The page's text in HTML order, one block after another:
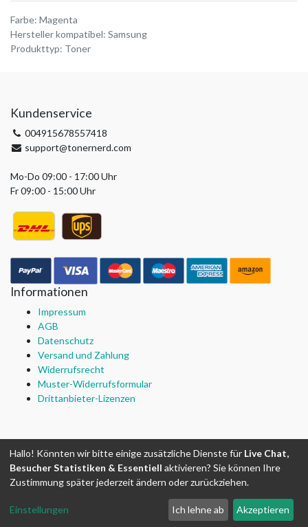
Farbe: Magenta
Hersteller kompatibel: Samsung
Produkttyp: Toner
Kundenservice
004915678557418
support@tonernerd.com
Mo-Do 09:00 - 17:00 Uhr
Fr 09:00 - 15:00 Uhr
Informationen
Impressum
AGB
Datenschutz
Versand und Zahlung
Widerrufsrecht
Muster-Widerrufsformular
Drittanbieter-Lizenzen
Powered by
- Die #1Open-Source eCommerce
* Alle Preise verstehen sich inklusive Steuern zzgl. Versand.
Gebühren für Nachnahme, falls verfügbar, sind nicht enthalten.
Hallo! Könnten wir bitte einige zusätzliche Dienste für Live Chat,
Besucher Statistiken & Essentiell aktivieren? Sie können Ihre
Zustimmung später jederzeit ändern oder zurückziehen.
Einstellungen Ich lehne ab Akzeptieren